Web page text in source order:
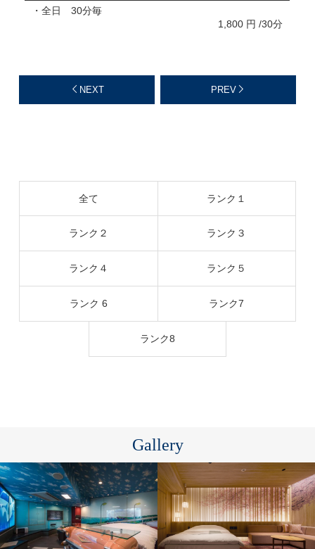
・全日 30分毎
1,800 円 /30分
NEXT PREV
全て ランク１
ランク２ ランク３
ランク４ ランク５
ランク 6 ランク7
ランク8
Gallery